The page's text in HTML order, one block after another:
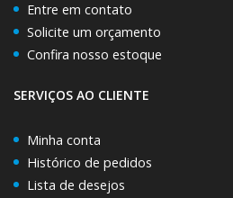
Entre em contato
Solicite um orçamento
Confira nosso estoque
SERVIÇOS AO CLIENTE
Minha conta
Histórico de pedidos
Lista de desejos